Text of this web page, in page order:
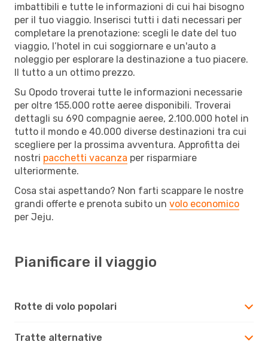
imbattibili e tutte le informazioni di cui hai bisogno
per il tuo viaggio. Inserisci tutti i dati necessari per
completare la prenotazione: scegli le date del tuo
viaggio, l’hotel in cui soggiornare e un'auto a
noleggio per esplorare la destinazione a tuo piacere.
Il tutto a un ottimo prezzo.
Su Opodo troverai tutte le informazioni necessarie
per oltre 155.000 rotte aeree disponibili. Troverai
dettagli su 690 compagnie aeree, 2.100.000 hotel in
tutto il mondo e 40.000 diverse destinazioni tra cui
scegliere per la prossima avventura. Approfitta dei
nostri pacchetti vacanza per risparmiare
ulteriormente.
Cosa stai aspettando? Non farti scappare le nostre
grandi offerte e prenota subito un volo economico
per Jeju.
Pianificare il viaggio
Rotte di volo popolari
Tratte alternative